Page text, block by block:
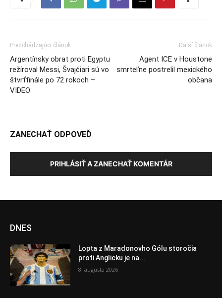
Predchádzajúci článok
Argentínsky obrat proti Egyptu
režíroval Messi, Švajčiari sú vo
štvrťfinále po 72 rokoch –
VIDEO
Ďalší článok
Agent ICE v Houstone
smrteľne postrelil mexického
občana
ZANECHAŤ ODPOVEĎ
PRIHLÁSIŤ A ZANECHAŤ KOMENTÁR
DNES
Lopta z Maradonovho Gólu storočia
proti Anglicku je na...
8. augusta 2026